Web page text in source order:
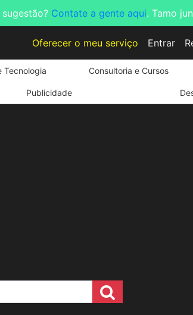
Contate a gente aqui. Tamo
Oferecer o meu serviço Entrar
Tecnologia Consultoria e Cursos
Publicidade